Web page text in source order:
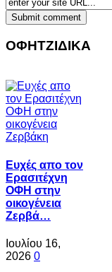
ΟΦΗΤΖΙΔΙΚΑ
Ευχές απο τον
Ερασιτέχνη
ΟΦΗ στην
οικογένεια
Ζερβά…
Ιουλίου 16,
2026 0